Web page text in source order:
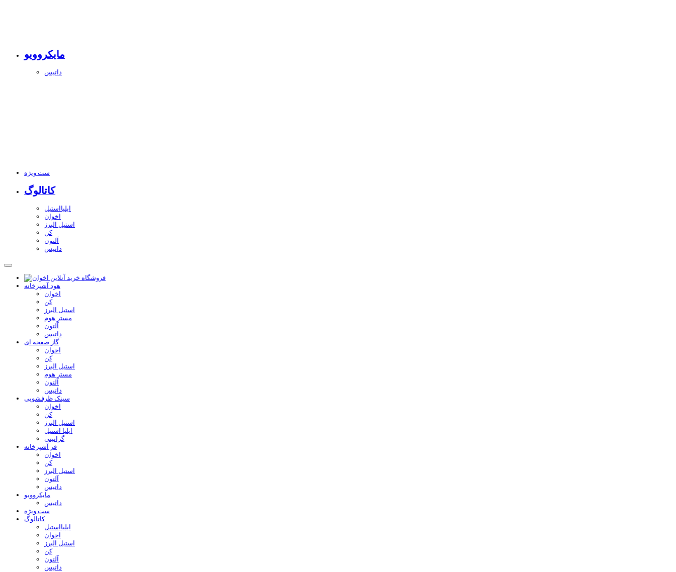
مایکروویو
داتیس
ست ویژه
کاتالوگ
ایلیااستیل
اخوان
استیل البرز
کن
آلتون
داتیس
هود آشپزخانه
اخوان
کن
استیل البرز
مستر هوم
آلتون
داتیس
گاز صفحه ای
اخوان
کن
استیل البرز
مستر هوم
آلتون
داتیس
سینک ظرفشویی
اخوان
کن
استیل البرز
ایلیا استیل
گرانیتی
فر آشپزخانه
اخوان
کن
استیل البرز
آلتون
داتیس
مایکروویو
داتیس
ست ویژه
کاتالوگ
ایلیااستیل
اخوان
استیل البرز
کن
آلتون
داتیس